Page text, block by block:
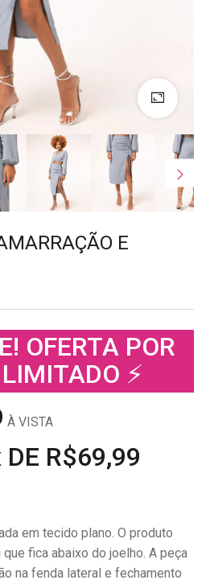
E
OFERTA POR
⚡
À VISTA
DE R$69,99
em tecido plano. O produto
fica abaixo do joelho. A peça
na fenda lateral e fechamento